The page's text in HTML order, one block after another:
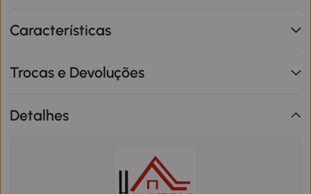
Características
Trocas e Devoluções
Detalhes